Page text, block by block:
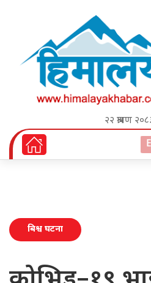
२२ श्रावण
बिश्व घटना